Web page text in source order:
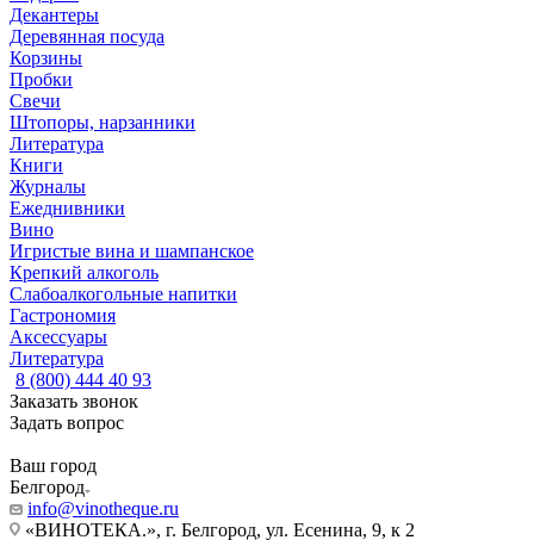
Декантеры
Деревянная посуда
Корзины
Пробки
Свечи
Штопоры, нарзанники
Литература
Книги
Журналы
Ежеднивники
Вино
Игристые вина и шампанское
Крепкий алкоголь
Слабоалкогольные напитки
Гастрономия
Аксессуары
Литература
8 (800) 444 40 93
Заказать звонок
Задать вопрос
Ваш город
Белгород
info@vinotheque.ru
«ВИНОТЕКА.», г. Белгород, ул. Есенина, 9, к 2